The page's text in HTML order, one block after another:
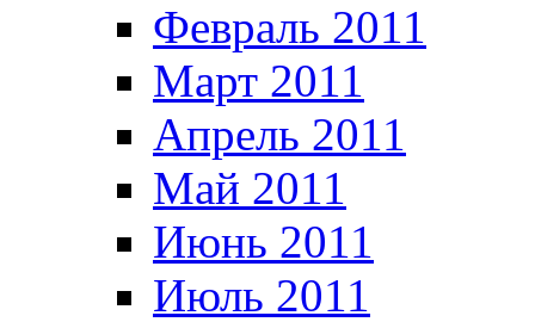
Февраль 2011
Март 2011
Апрель 2011
Май 2011
Июнь 2011
Июль 2011